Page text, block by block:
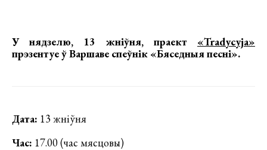
У нядзелю, 13 жніўня, праект «Tradycyja»
прэзентуе ў Варшаве спеўнік «Бяседныя песні».
Дата: 13 жніўня
Час: 17.00 (час мясцовы)